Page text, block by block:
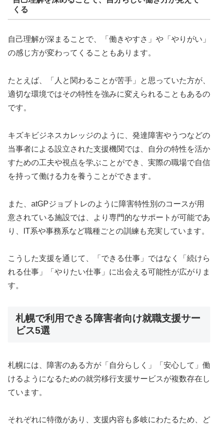
くる
自己理解が深まることで、「働きやすさ」や「やりがい」
の感じ方が変わってくることもあります。
たとえば、「人と関わることが苦手」と思っていた方が、
適切な環境ではその特性を強みに変えられることもあるの
です。
キズキビジネスカレッジのように、発達障害やうつなどの
当事者による設立された支援機関では、自分の特性を活か
すための工夫や視点を学ぶことができ、実際の職場で自信
を持って働ける力を養うことができます。
また、atGPジョブトレのように障害特性別のコースが用
意されている施設では、より専門的なサポートが可能であ
り、IT系や事務系など職種ごとの訓練も充実しています。
こうした支援を通じて、「できる仕事」ではなく「続けら
れる仕事」「やりたい仕事」に出会える可能性が広がりま
す。
札幌で利用できる障害者向け就職支援サー
ビス5選
札幌には、障害のある方が「自分らしく」「安心して」働
けるようになるための就労移行支援サービスが複数存在し
ています。
それぞれに特徴があり、支援内容も多岐にわたるため、ど